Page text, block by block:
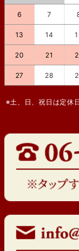
6 7
13 14
20 21
27 28
※土、日、祝日は定休